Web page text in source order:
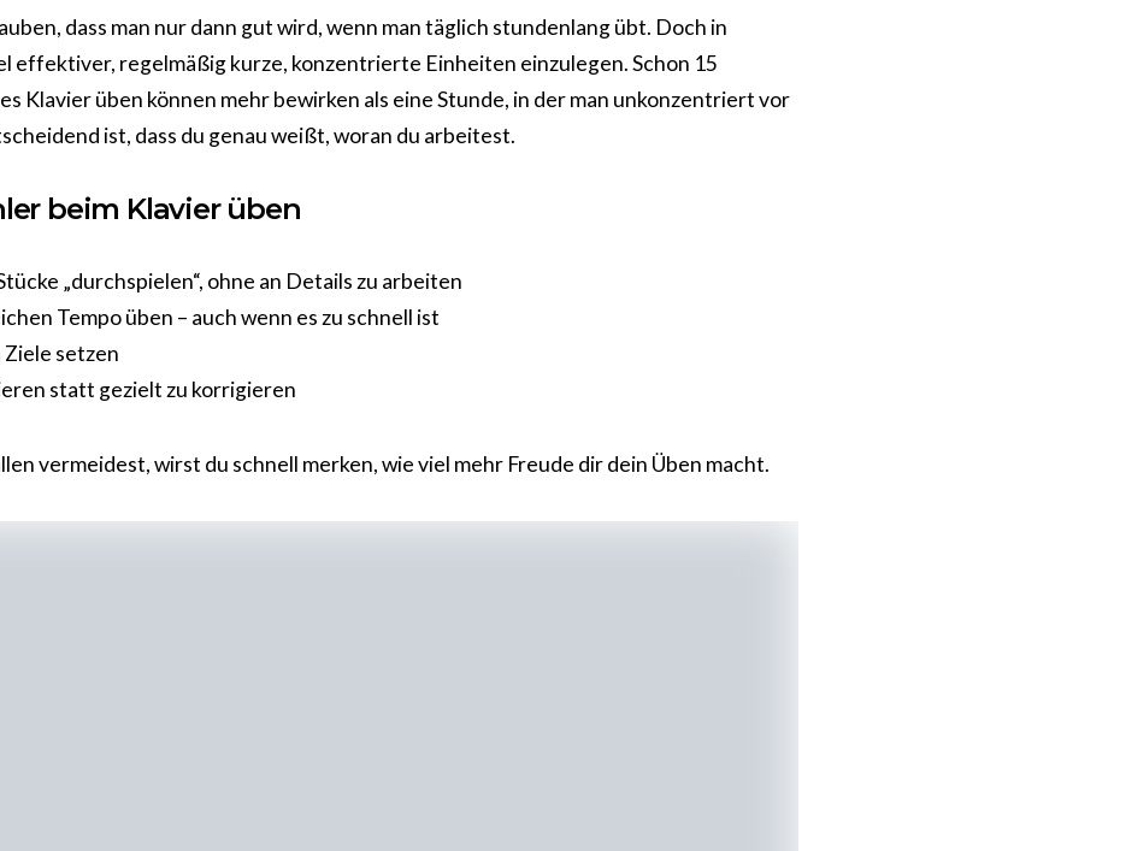
dass man nur dann gut wird, wenn man täglich stundenlang übt. Doch in
effektiver, regelmäßig kurze, konzentrierte Einheiten einzulegen. Schon 15
Klavier üben können mehr bewirken als eine Stunde, in der man unkonzentriert vor
ist, dass du genau weißt, woran du arbeitest.
beim Klavier üben
„durchspielen“, ohne an Details zu arbeiten
Tempo üben – auch wenn es zu schnell ist
setzen
statt gezielt zu korrigieren
vermeidest, wirst du schnell merken, wie viel mehr Freude dir dein Üben macht.